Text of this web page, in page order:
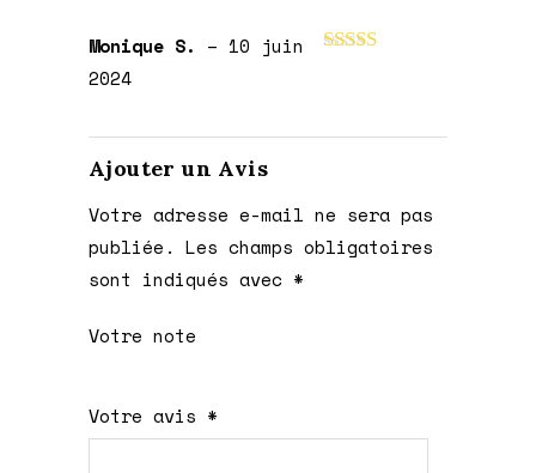
Monique S. – 10 juin
2024
Ajouter un Avis
Votre adresse e-mail ne sera pas
publiée. Les champs obligatoires
sont indiqués avec *
Votre note
sur
sur
sur 5
sur 5
sur 5
Votre avis *